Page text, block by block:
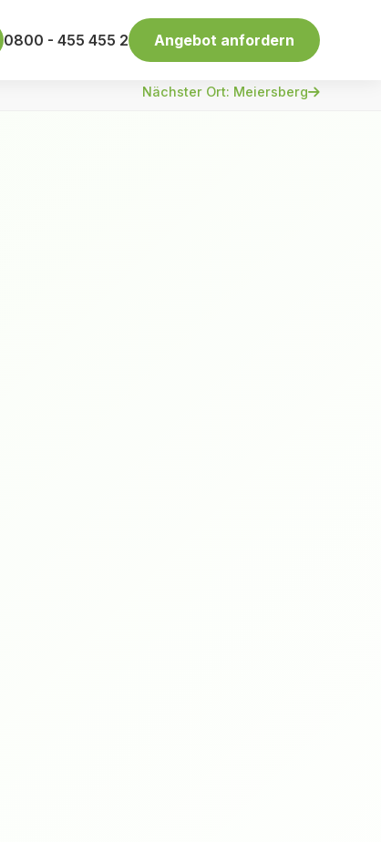
0800 - 455 455 2 Angebot anfordern
Nächster Ort: Meiersberg